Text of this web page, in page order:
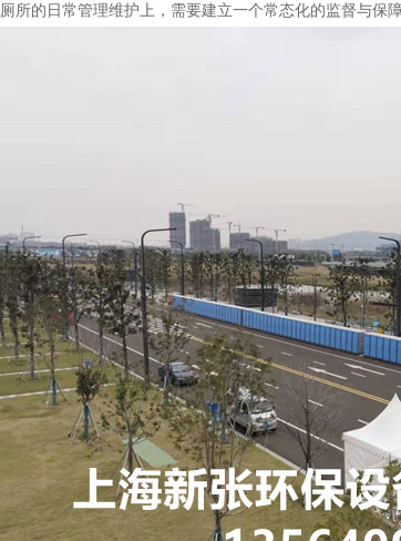
厕所的日常管理维护上，需要建立一个常态化的监督与保